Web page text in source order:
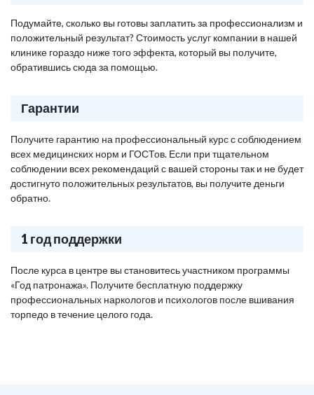
Подумайте, сколько вы готовы заплатить за профессионализм и
положительный результат? Стоимость услуг компании в нашей
клинике гораздо ниже того эффекта, который вы получите,
обратившись сюда за помощью.
Гарантии
Получите гарантию на профессиональный курс с соблюдением
всех медицинских норм и ГОСТов. Если при тщательном
соблюдении всех рекомендаций с вашей стороны так и не будет
достигнуто положительных результатов, вы получите деньги
обратно.
1 год поддержки
После курса в центре вы становитесь участником программы
«Год патронажа». Получите бесплатную поддержку
профессиональных наркологов и психологов после вшивания
торпедо в течение целого года.